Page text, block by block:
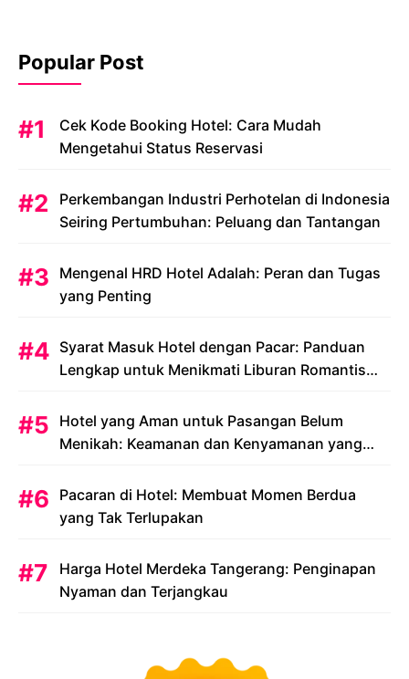
Popular Post
Cek Kode Booking Hotel: Cara Mudah
Mengetahui Status Reservasi
Perkembangan Industri Perhotelan di Indonesia
Seiring Pertumbuhan: Peluang dan Tantangan
Mengenal HRD Hotel Adalah: Peran dan Tugas
yang Penting
Syarat Masuk Hotel dengan Pacar: Panduan
Lengkap untuk Menikmati Liburan Romantis
Hotel yang Aman untuk Pasangan Belum
Menikah: Keamanan dan Kenyamanan yang
Pacaran di Hotel: Membuat Momen Berdua
yang Tak Terlupakan
Harga Hotel Merdeka Tangerang: Penginapan
Nyaman dan Terjangkau